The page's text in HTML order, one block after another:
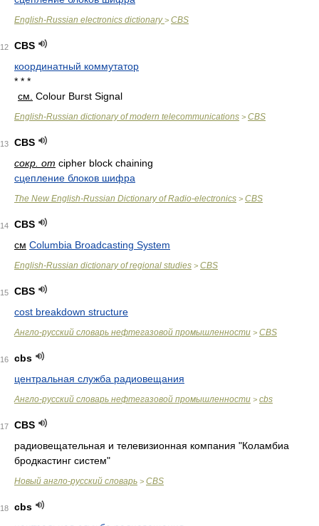
English-Russian electronics dictionary> CBS
12
CBS
координатный коммутатор
* * *
см. Colour Burst Signal
English-Russian dictionary of modern telecommunications > CBS
13
CBS
сокр. от cipher block chaining
сцепление блоков шифра
The New English-Russian Dictionary of Radio-electronics > CBS
14
CBS
см Columbia Broadcasting System
English-Russian dictionary of regional studies > CBS
15
CBS
cost breakdown structure
Англо-русский словарь нефтегазовой промышленности > CBS
16
cbs
центральная служба радиовещания
Англо-русский словарь нефтегазовой промышленности > cbs
17
CBS
радиовещательная и телевизионная компания "Коламбиа
бродкастинг систем"
Новый англо-русский словарь > CBS
18
cbs